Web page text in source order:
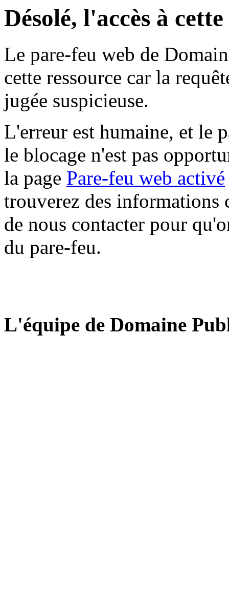
Désolé, l'accès à
Le pare-feu web de
cette ressource car la
jugée suspicieuse.
L'erreur est humaine, et le
le blocage n'est pas
la page Pare-feu web activé
trouverez des informations
de nous contacter pour
du pare-feu.
L'équipe de Domaine